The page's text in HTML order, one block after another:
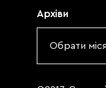
Архіви
Обрати